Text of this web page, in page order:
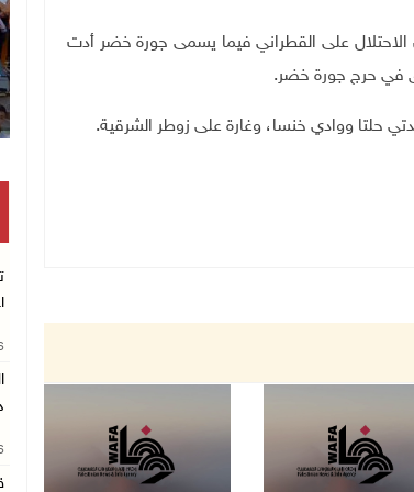
الاحتلال على القطراني فيما يسمى جورة خضر أدت
في حرج جورة خضر.
حلتا ووادي خنسا، وغارة على زوطر الشرقية.